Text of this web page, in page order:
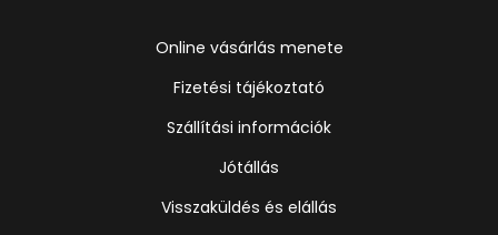
Online vásárlás menete
Fizetési tájékoztató
Szállítási információk
Jótállás
Visszaküldés és elállás